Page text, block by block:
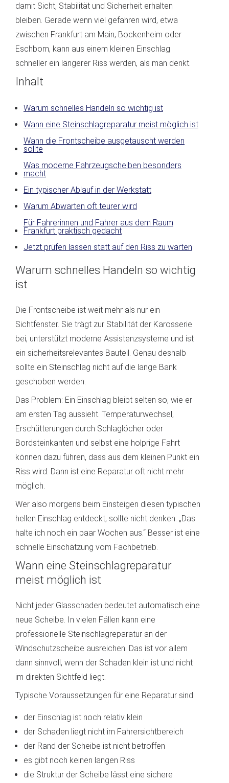
damit Sicht, Stabilität und Sicherheit erhalten
bleiben. Gerade wenn viel gefahren wird, etwa
zwischen Frankfurt am Main, Bockenheim oder
Eschborn, kann aus einem kleinen Einschlag
schneller ein längerer Riss werden, als man denkt.
Inhalt
Warum schnelles Handeln so wichtig ist
Wann eine Steinschlagreparatur meist möglich ist
Wann die Frontscheibe ausgetauscht werden
sollte
Was moderne Fahrzeugscheiben besonders
macht
Ein typischer Ablauf in der Werkstatt
Warum Abwarten oft teurer wird
Für Fahrerinnen und Fahrer aus dem Raum
Frankfurt praktisch gedacht
Jetzt prüfen lassen statt auf den Riss zu warten
Warum schnelles Handeln so wichtig
ist
Die Frontscheibe ist weit mehr als nur ein
Sichtfenster. Sie trägt zur Stabilität der Karosserie
bei, unterstützt moderne Assistenzsysteme und ist
ein sicherheitsrelevantes Bauteil. Genau deshalb
sollte ein Steinschlag nicht auf die lange Bank
geschoben werden.
Das Problem: Ein Einschlag bleibt selten so, wie er
am ersten Tag aussieht. Temperaturwechsel,
Erschütterungen durch Schlaglöcher oder
Bordsteinkanten und selbst eine holprige Fahrt
können dazu führen, dass aus dem kleinen Punkt ein
Riss wird. Dann ist eine Reparatur oft nicht mehr
möglich.
Wer also morgens beim Einsteigen diesen typischen
hellen Einschlag entdeckt, sollte nicht denken: „Das
halte ich noch ein paar Wochen aus.“ Besser ist eine
schnelle Einschätzung vom Fachbetrieb.
Wann eine Steinschlagreparatur
meist möglich ist
Nicht jeder Glasschaden bedeutet automatisch eine
neue Scheibe. In vielen Fällen kann eine
professionelle Steinschlagreparatur an der
Windschutzscheibe ausreichen. Das ist vor allem
dann sinnvoll, wenn der Schaden klein ist und nicht
im direkten Sichtfeld liegt.
Typische Voraussetzungen für eine Reparatur sind:
der Einschlag ist noch relativ klein
der Schaden liegt nicht im Fahrersichtbereich
der Rand der Scheibe ist nicht betroffen
es gibt noch keinen langen Riss
die Struktur der Scheibe lässt eine sichere